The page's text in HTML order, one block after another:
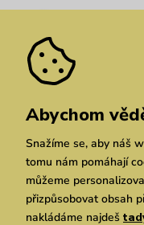
Pozáruční opravy
Velkoobchod
We Care
Dárkové poukazy
Vuchlook
Prodejny
Praha Brno
Zásady ochrany osobních
Abychom
Snažíme se, aby náš
tomu nám pomáhají
můžeme
přizpůsobovat obsah
nakládáme najdeš